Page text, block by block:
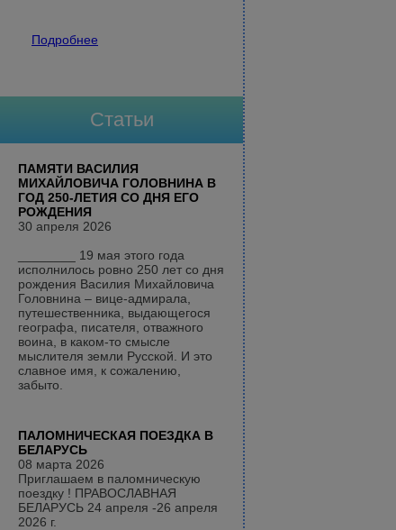
Подробнее
Статьи
ПАМЯТИ ВАСИЛИЯ
МИХАЙЛОВИЧА ГОЛОВНИНА В
ГОД 250-ЛЕТИЯ СО ДНЯ ЕГО
РОЖДЕНИЯ
30 апреля 2026
________ 19 мая этого года
исполнилось ровно 250 лет со дня
рождения Василия Михайловича
Головнина – вице-адмирала,
путешественника, выдающегося
географа, писателя, отважного
воина, в каком-то смысле
мыслителя земли Русской. И это
славное имя, к сожалению,
забыто.
ПАЛОМНИЧЕСКАЯ ПОЕЗДКА В
БЕЛАРУСЬ
08 марта 2026
Приглашаем в паломническую
поездку ! ПРАВОСЛАВНАЯ
БЕЛАРУСЬ 24 апреля -26 апреля
2026 г.